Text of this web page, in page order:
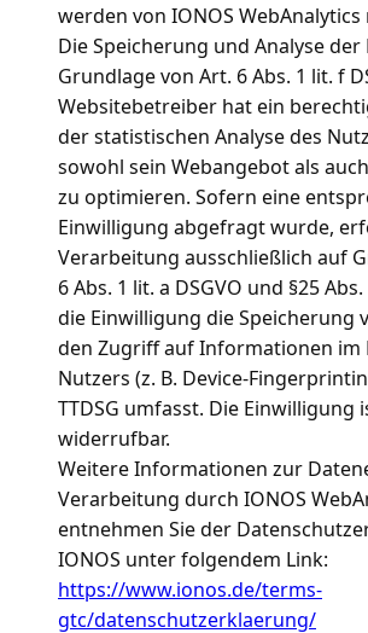
werden von IONOS
Die Speicherung und Analyse
Grundlage von Art. 6 Abs. 1 lit. f
Websitebetreiber hat ein
der statistischen Analyse des
sowohl sein Webangebot als
zu optimieren. Sofern eine
Einwilligung abgefragt wurde,
Verarbeitung ausschließlich auf
6 Abs. 1 lit. a DSGVO und §25
die Einwilligung die Speicherung
den Zugriff auf Informationen im
Nutzers (z. B. Device-
TTDSG umfasst. Die Einwilligung
widerrufbar.
Weitere Informationen zur
Verarbeitung durch IONOS
entnehmen Sie der
IONOS unter folgendem Link:
https://www.ionos.de/terms-
gtc/datenschutzerklaerung/